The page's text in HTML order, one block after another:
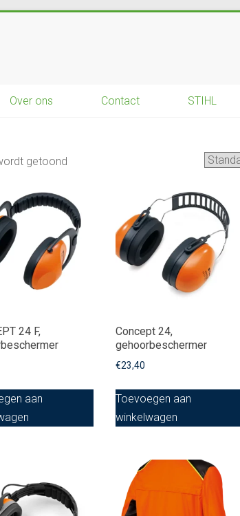
Over ons Contact STIHL
getoond
24 F,
aan
Concept 24,
gehoorbeschermer
€23,40
Toevoegen aan
winkelwagen